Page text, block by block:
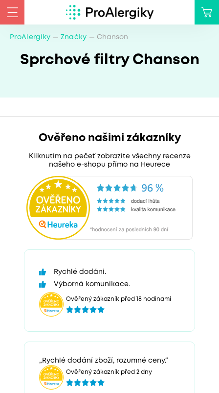
ProAlergiky Značky Chanson
Sprchové filtry Chanson
Ověřeno našimi zákazníky
Kliknutím na pečeť zobrazíte všechny recenze
našeho e-shopu přímo na Heurece
Rychlé dodání.
Výborná komunikace.
Ověřený zákazník před 18 hodinami
„Rychlé dodání zboží, rozumné ceny.“
Ověřený zákazník před 2 dny